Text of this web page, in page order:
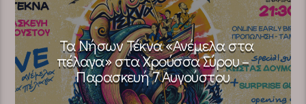
Τα Νήσων Τέκνα «Ανέμελα στα
πέλαγα» στα Χρούσσα Σύρου –
Παρασκευή 7 Αυγούστου